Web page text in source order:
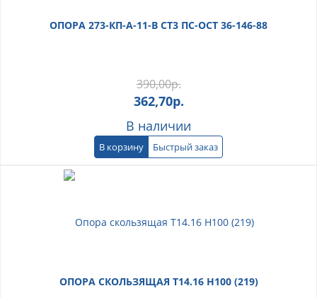
ОПОРА 273-КП-А-11-В СТ3 ПС-ОСТ 36-146-88
390,00р.
362,70р.
В наличии
В корзину Быстрый заказ
ОПОРА СКОЛЬЗЯЩАЯ Т14.16 H100 (219)